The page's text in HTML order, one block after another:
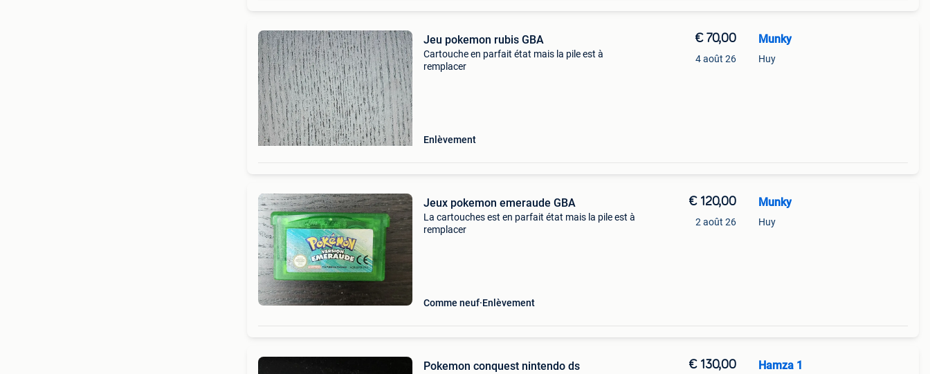
Jeu pokemon rubis GBA
Cartouche en parfait état mais la pile est à
remplacer
Enlèvement
€ 70,00
4 août 26
Munky
Huy
Jeux pokemon emeraude GBA
La cartouches est en parfait état mais la pile est à
remplacer
Comme neuf Enlèvement
€ 120,00
2 août 26
Munky
Huy
Pokemon conquest nintendo ds € 130,00 Hamza 1